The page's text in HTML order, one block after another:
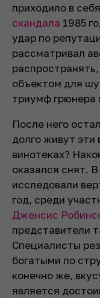
приходило в
скандала 1985
удар по
рассматривал
объектом для
триумф грюнера
После него
долго живут эти
винотеках?
оказался снят.
исследовали
год, среди
Дженсис
представители
Специалисты
богатыми по
конечно же,
является